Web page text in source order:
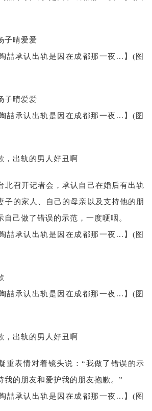
子晴爱爱
子晴爱爱
，出轨的男人好丑啊
北召开记者会，承认自己在婚后有出轨
子的家人、自己的母亲以及支持他的朋
自己做了错误的示范，一度哽咽。
，出轨的男人好丑啊
重表情对着镜头说：“我做了错误的示
我的朋友和爱护我的朋友抱歉。”